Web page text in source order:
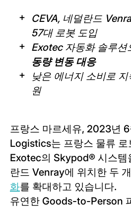
CEVA, 네덜란드
57대 로봇 도입
Exotec 자동화 솔루션
동량 변동 대응
낮은 에너지 소비로
원
프랑스 마르세유, 2023년 6
Logistics는 프랑스 물류 로
Exotec의 Skypod® 시스템
란드 Venray에 위치한 두 개
화를 확대하고 있습니다.
유연한 Goods-to-Person